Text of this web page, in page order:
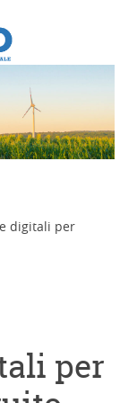
digitali per
per